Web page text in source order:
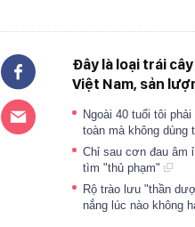
Đây là loại trái
Việt Nam, sản
Ngoài 40 tuổi tôi
toàn mà không dùng
Chỉ sau cơn đau âm
tìm "thủ phạm"
Rộ trào lưu "thần
nắng lúc nào không